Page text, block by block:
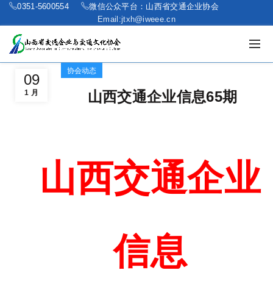
0351-5600554
微信公众平台：山西省交通企业协会
Email:jtxh@iweee.cn
09
1 月
协会动态
山西交通企业信息65期
山西交通企业
信息